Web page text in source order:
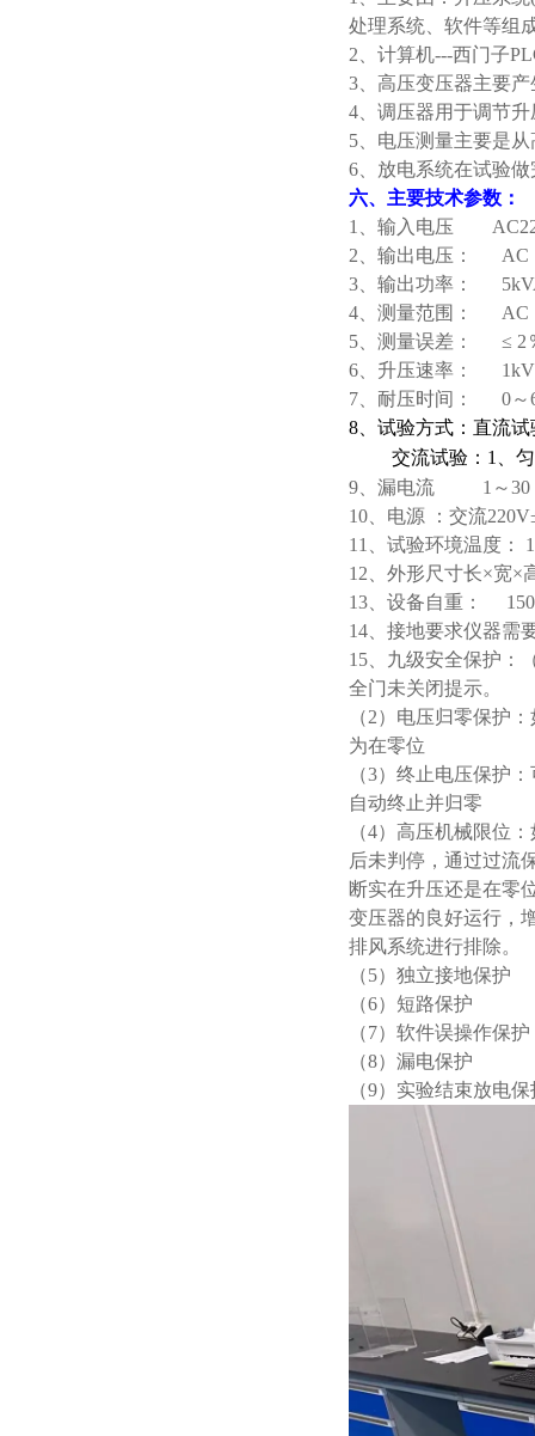
处理系统、软件等组
2、计算机---西门子
3、高压变压器主要
4、调压器用于调节
5、电压测量主要是
6、放电系统在试验
六、主要技术参数：
1、输入电压
2、输出电压： AC
3、输出功率： 5
4、测量范围： AC
5、测量误差： ≤ 2
6、升压速率：
7、耐压时间： 0～
8、 试验方式： 直流试
交流试验：1、
9 、漏电流 1～30
10 、电源 ： 交流
1 1
、试验环境温度：
1 2 、外形尺寸长×宽×
13 、设备自重： 1
14 、接地要求仪器需
15、九级安全保护：
全门未关闭提示。
（2）电压归零保护
为在零位
（3）终止电压保护
自动终止并归零
（4）高压机械限位
后未判停，通过过流
断实在升压还是在零
变压器的良好运行，
排风系统进行排除。
（5）独立接地保护
（6）短路保护
（7）软件误操作保护
（8）漏电保护
（9）实验结束放电保